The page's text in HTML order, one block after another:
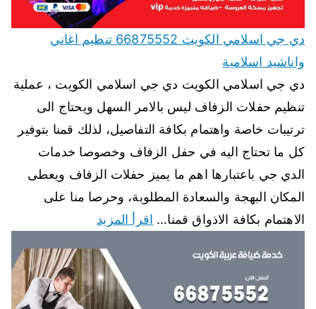
دي جي اسلامي الكويت 66875552 تنظيم اغاني
واناشيد اسلامية
دي جي اسلامي الكويت دي جي اسلامي الكويت ، عملية
تنظيم حفلات الزفاف ليس بالامر السهل ويحتاج الى
ترتيبات خاصة واهتمام بكافة التفاصيل، لذلك قمنا بتوفير
كل ما تحتاج اليه في حفل الزفاف وخصوصا خدمات
الدي جي باعتبارها اهم ما يميز حفلات الزفاف ويعطى
المكان البهجة والسعادة المطلوبة، وحرصا منا على
الاهتمام بكافة الاذواق قمنا… اقرأ المزيد